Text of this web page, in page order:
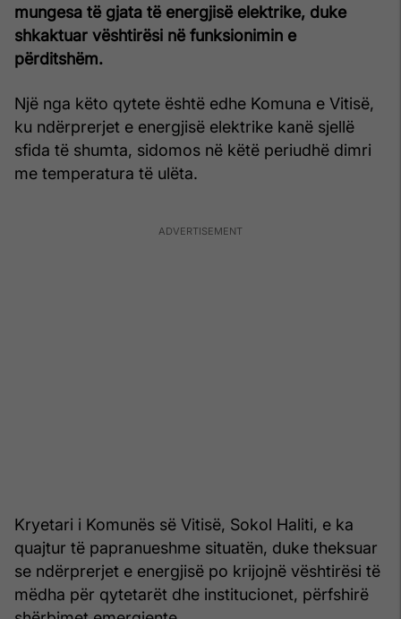
mungesa të gjata të energjisë elektrike, duke
shkaktuar vështirësi në funksionimin e
përditshëm.
Një nga këto qytete është edhe Komuna e Vitisë,
ku ndërprerjet e energjisë elektrike kanë sjellë
sfida të shumta, sidomos në këtë periudhë dimri
me temperatura të ulëta.
Kryetari i Komunës së Vitisë, Sokol Haliti, e ka
quajtur të papranueshme situatën, duke theksuar
se ndërprerjet e energjisë po krijojnë vështirësi të
mëdha për qytetarët dhe institucionet, përfshirë